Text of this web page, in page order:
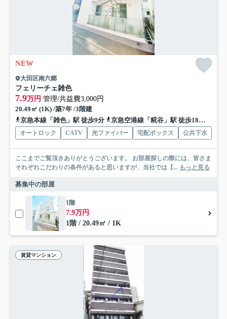
NEW
大田区南六郷
フェリーチェ雑色
7.9万円 管理/共益費3,000円
20.49㎡ (1K) /築7年 /3階建
京急本線「雑色」駅 徒歩9分
京急空港線「糀谷」駅 徒歩18分
オートロック CATV 光ファイバー 宅配ボックス 公共下水
ここまでご覧頂きありがとうございます。 お部屋探しの際には、皆さま
それぞれこだわりの条件があると思いますが、当社では【... もっと見る
募集中の部屋
1階
7.9万円
1階 / 20.49㎡ / 1K
賃貸マンション